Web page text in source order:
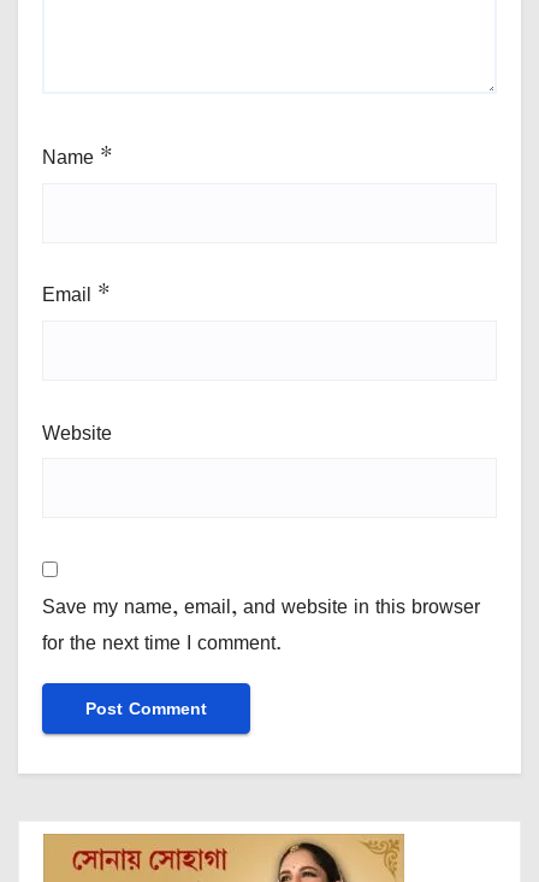
Name *
Email *
Website
Save my name, email, and website in this browser
for the next time I comment.